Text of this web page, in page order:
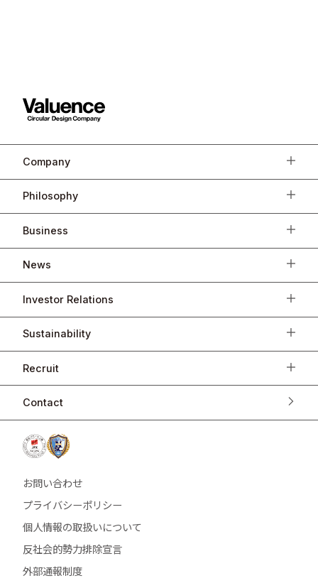
Company
Philosophy
Business
News
Investor Relations
Sustainability
Recruit
Contact
お問い合わせ
プライバシーポリシー
個人情報の取扱いについて
反社会的勢力排除宣言
外部通報制度